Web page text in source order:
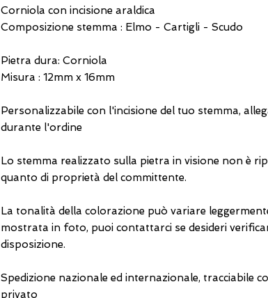
Corniola con incisione araldica
Composizione stemma : Elmo - Cartigli - Scudo
Pietra dura: Corniola
Misura : 12mm x 16mm
Personalizzabile con l'incisione del tuo stemma,
durante l'ordine
Lo stemma realizzato sulla pietra in visione non è
quanto di proprietà del committente.
La tonalità della colorazione può variare
mostrata in foto, puoi contattarci se desideri
disposizione.
Spedizione nazionale ed internazionale, tracciabile
privato